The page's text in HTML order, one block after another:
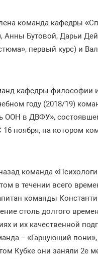
команда кафедры
Анны Бутовой, Дарьи
первый курс) и
кафедры философии
году (2018/19)
ООН в ДВФУ»,
ноября, на котором
команда
в течении всего
команды
столь долгого
и их качественной
– «Гарцующий
Кубке они заняли 2е